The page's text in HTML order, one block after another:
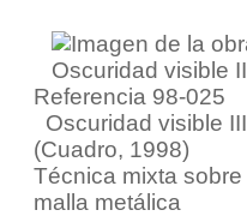
Referencia 98-025
Oscuridad visible III
(Cuadro, 1998)
Técnica mixta sobre
malla metálica